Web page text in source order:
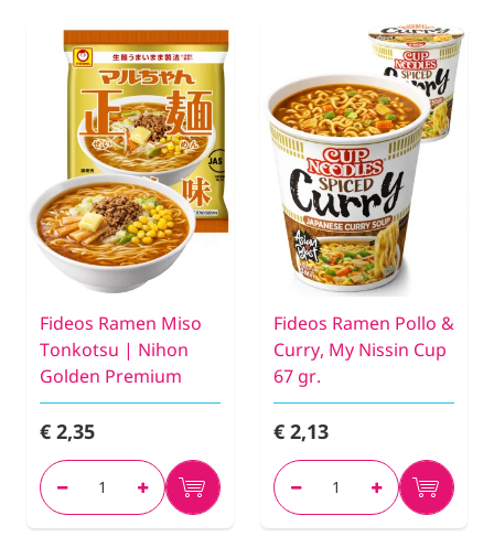
Fideos Ramen Miso
Tonkotsu | Nihon
Golden Premium
€ 2,35
Fideos Ramen Pollo &
Curry, My Nissin Cup
67 gr.
€ 2,13